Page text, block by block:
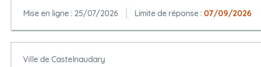
Mise en ligne : 25/07/2026 Limite de réponse : 07/09/2026
Ville de Castelnaudary